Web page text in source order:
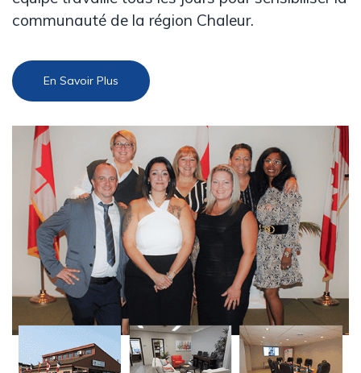
communauté de la région Chaleur.
En Savoir Plus